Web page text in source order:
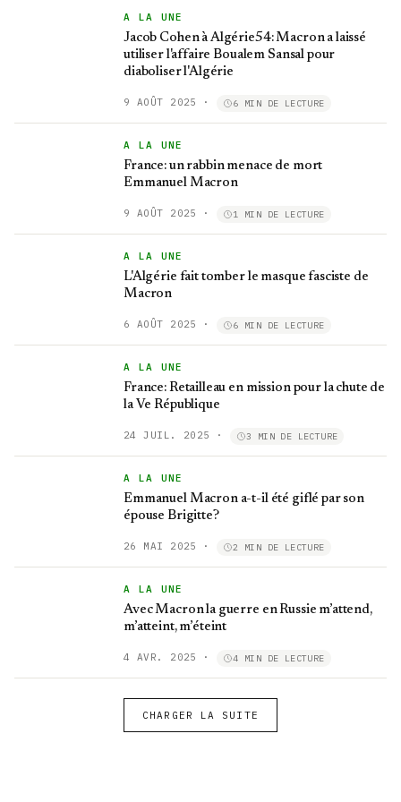
A LA UNE
Jacob Cohen à Algérie54: Macron a laissé
utiliser l'affaire Boualem Sansal pour
diaboliser l'Algérie
9 AOÛT 2025 · 6 MIN DE LECTURE
A LA UNE
France: un rabbin menace de mort
Emmanuel Macron
9 AOÛT 2025 · 1 MIN DE LECTURE
A LA UNE
L'Algérie fait tomber le masque fasciste de
Macron
6 AOÛT 2025 · 6 MIN DE LECTURE
A LA UNE
France: Retailleau en mission pour la chute de
la Ve République
24 JUIL. 2025 · 3 MIN DE LECTURE
A LA UNE
Emmanuel Macron a-t-il été giflé par son
épouse Brigitte?
26 MAI 2025 · 2 MIN DE LECTURE
A LA UNE
Avec Macron la guerre en Russie m’attend,
m’atteint, m’éteint
4 AVR. 2025 · 4 MIN DE LECTURE
CHARGER LA SUITE